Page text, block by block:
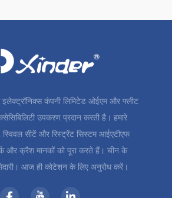
कंपनी लिमिटेड ओईएम और फ्लीट
उपकरण प्रदान करती है। हमारे
स्विवल सीटें और रिस्ट्रेंट सिस्टम आईएटीएफ
और क्रैश मानकों को पूरा करते हैं। चीन के
आज ही कोटेशन के लिए अनुरोध करें।